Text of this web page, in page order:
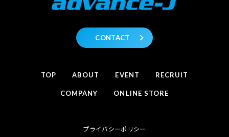
CONTACT
TOP ABOUT EVENT RECRUIT
COMPANY ONLINE STORE
プライバシーポリシー